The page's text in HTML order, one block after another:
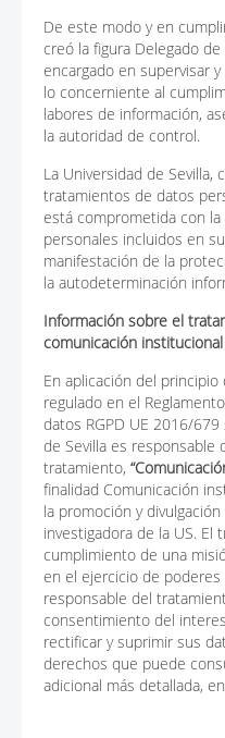
De este modo y en
creó la figura Delegado
encargado en supervisar
lo concerniente al
labores de información,
la autoridad de control.
La Universidad de Sevilla,
tratamientos de datos
está comprometida con
personales incluidos en
manifestación de la
la autodeterminación
Información sobre el
comunicación institucional
En aplicación del
regulado en el
datos RGPD UE 2016/
de Sevilla es responsable
tratamiento,
finalidad Comunicación
la promoción y
investigadora de la US. El
cumplimiento de una
en el ejercicio de
responsable del
consentimiento del
rectificar y suprimir sus
derechos que puede
adicional más detallada,